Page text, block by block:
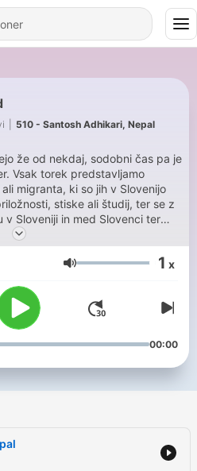
510 - Santosh Adhikari, Nepal
že od nekdaj, sodobni čas pa je
Vsak torek predstavljamo
migranta, ki so jih v Slovenijo
stiske ali študij, ter se z
v Sloveniji in med Slovenci ter
videti skozi oči
Volum 1 x
00:00